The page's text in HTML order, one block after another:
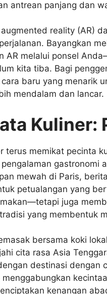
antrean panjang dan
reality (AR)
Bayangkan
AR melalui ponsel
kita tiba. Bagi
baru yang menarik
mendalam dan lancar.
Kuliner:
terus memikat pecinta
gastronomi
mewah di Paris,
petualangan yang
juga
yang membentuk
bersama koki
cita rasa Asia
destinasi dengan
kenangan